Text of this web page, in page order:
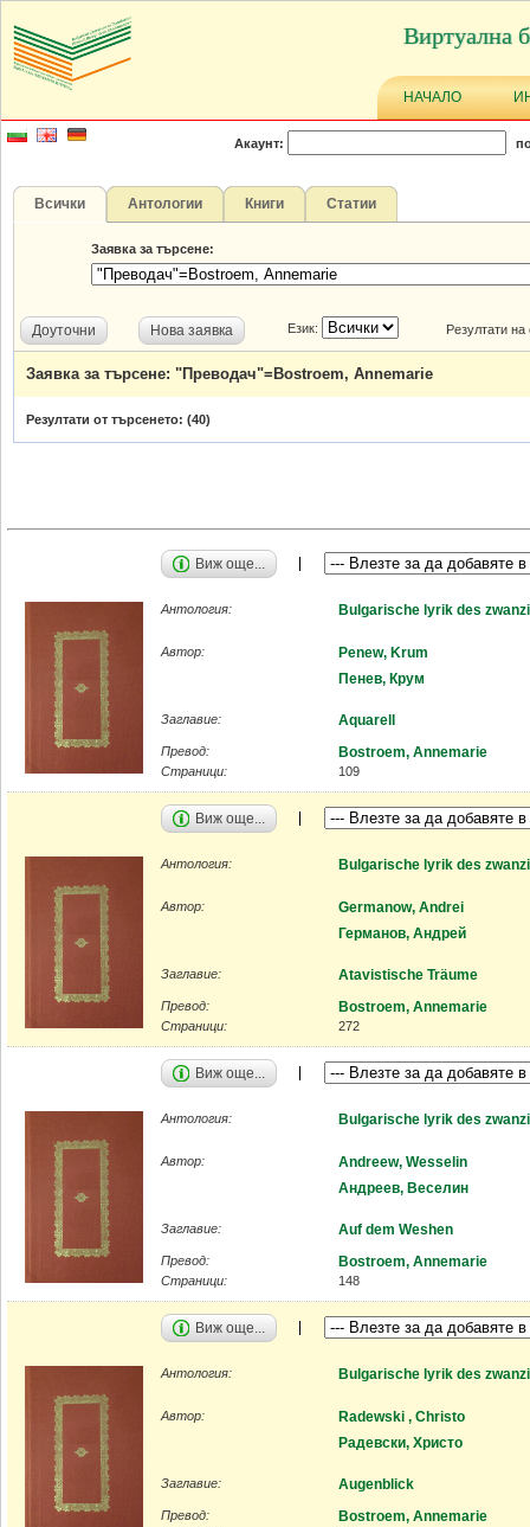
Виртуална
НАЧАЛО
Акаунт:
Всички Антологии Книги Статии
Заявка за търсене:
Доуточни Нова заявка Език: Резултати
Заявка за търсене: "Преводач"=Bostroem, Annemarie
Резултати от търсенето: (40)
Виж още...
Антология: Bulgarische lyrik des
Автор:
Penew, Krum
Пенев, Крум
Заглавие: Aquarell
Превод: Bostroem, Annemarie
Страници: 109
Виж още...
Антология: Bulgarische lyrik des
Автор:
Germanow, Andrei
Германов, Андрей
Заглавие: Atavistische Träume
Превод: Bostroem, Annemarie
Страници: 272
Виж още...
Антология: Bulgarische lyrik des
Автор:
Andreew, Wesselin
Андреев, Веселин
Заглавие: Auf dem Weshen
Превод: Bostroem, Annemarie
Страници: 148
Виж още...
Антология: Bulgarische lyrik des
Автор:
Radewski , Christo
Радевски, Христо
Заглавие: Augenblick
Превод: Bostroem, Annemarie